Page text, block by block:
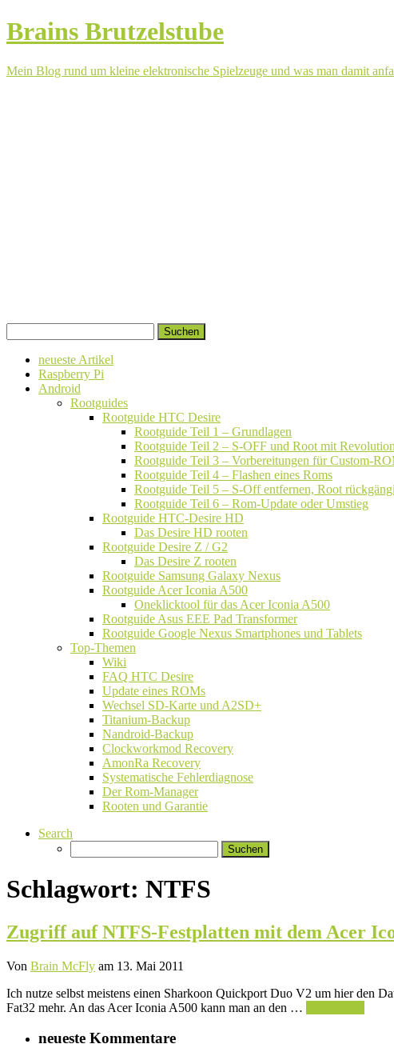
Brains Brutzelstube
Mein Blog rund um kleine elektronische Spielzeuge und was man damit
zum
Inhalt
nach:
neueste Artikel
Raspberry Pi
Android
Rootguides
Rootguide HTC Desire
Rootguide Teil 1 – Grundlagen
Rootguide Teil 2 – S-OFF und Root mit
Rootguide Teil 3 – Vorbereitungen für Custom-
Rootguide Teil 4 – Flashen eines Roms
Rootguide Teil 5 – S-Off entfernen, Root
Rootguide Teil 6 – Rom-Update oder Umstieg
Rootguide HTC-Desire HD
Das Desire HD rooten
Rootguide Desire Z / G2
Das Desire Z rooten
Rootguide Samsung Galaxy Nexus
Rootguide Acer Iconia A500
Oneklicktool für das Acer Iconia A500
Rootguide Asus EEE Pad Transformer
Rootguide Google Nexus Smartphones und Tablets
Top-Themen
Wiki
FAQ HTC Desire
Update eines ROMs
Wechsel SD-Karte und A2SD+
Titanium-Backup
Nandroid-Backup
Clockworkmod Recovery
AmonRa Recovery
Systematische Fehlerdiagnose
Der Rom-Manager
Rooten und Garantie
Search
nach:
Schlagwort: NTFS
Zugriff auf NTFS-Festplatten mit dem Acer
Von Brain McFly am 13. Mai 2011
Ich nutze selbst meistens einen Sharkoon Quickport Duo V2 um hier den
Fat32 mehr. An das Acer Iconia A500 kann man an den …
neueste Kommentare